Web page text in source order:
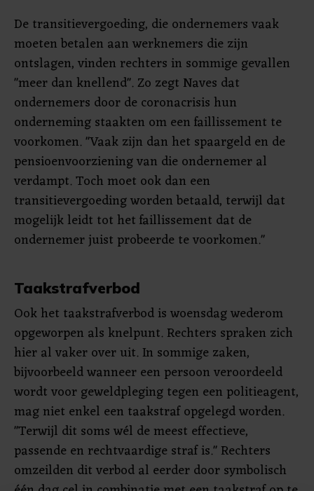
De transitievergoeding, die ondernemers vaak
moeten betalen aan werknemers die zijn
ontslagen, vinden rechters in sommige gevallen
"meer dan knellend". Zo zegt Naves dat
ondernemers door de coronacrisis hun
onderneming staakten om een faillissement te
voorkomen. "Vaak zijn dan het spaargeld en de
pensioenvoorziening van die ondernemer al
verdampt. Toch moet ook dan een
transitievergoeding worden betaald, terwijl dat
mogelijk leidt tot het faillissement dat de
ondernemer juist probeerde te voorkomen."
Taakstrafverbod
Ook het taakstrafverbod is woensdag wederom
opgeworpen als knelpunt. Rechters spraken zich
hier al vaker over uit. In sommige zaken,
bijvoorbeeld wanneer een persoon veroordeeld
wordt voor geweldpleging tegen een politieagent,
mag niet enkel een taakstraf opgelegd worden.
"Terwijl dit soms wél de meest effectieve,
passende en rechtvaardige straf is." Rechters
omzeilden dit verbod al eerder door symbolisch